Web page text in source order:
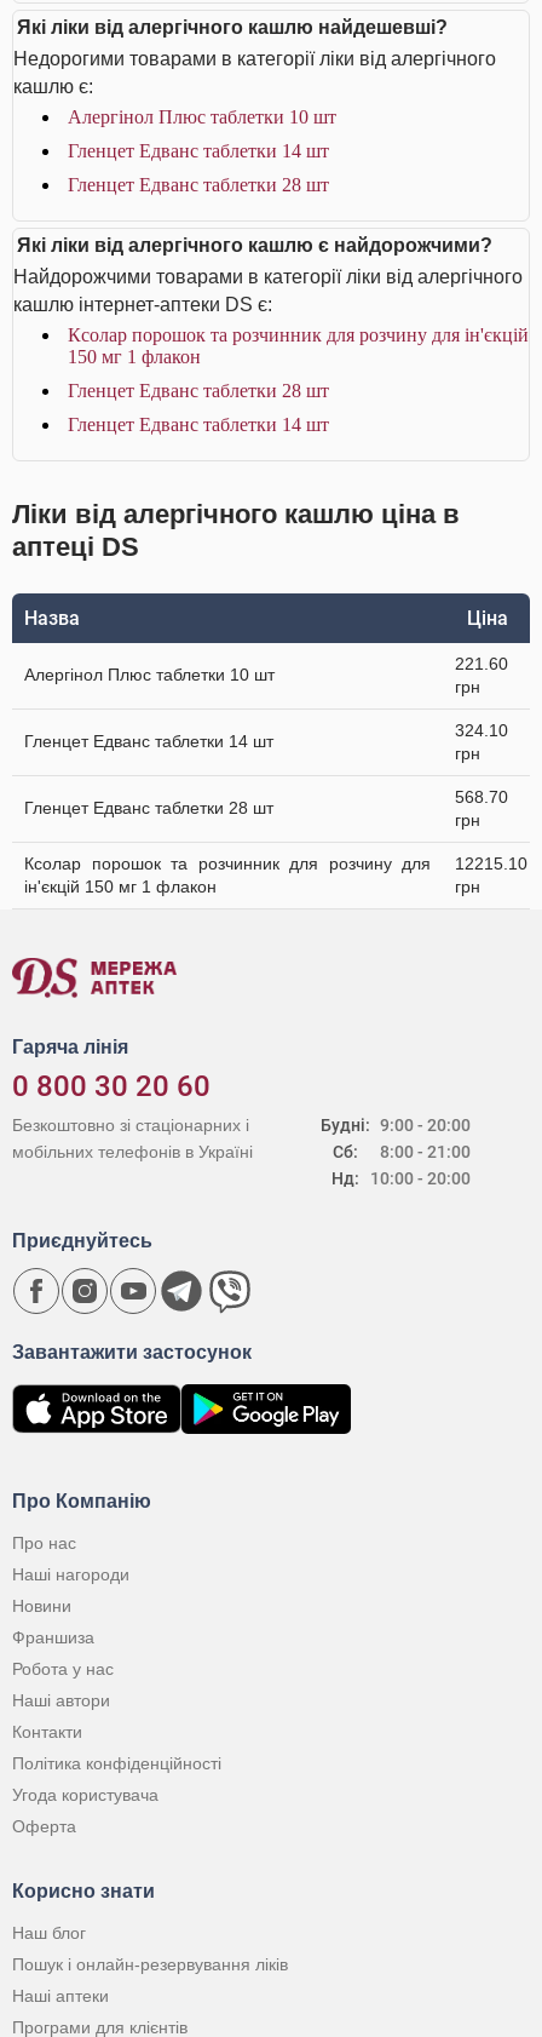
Які ліки від алергічного кашлю найдешевші?
Недорогими товарами в категорії ліки від алергічного
кашлю є:
Алергінол Плюс таблетки 10 шт
Гленцет Едванс таблетки 14 шт
Гленцет Едванс таблетки 28 шт
Які ліки від алергічного кашлю є найдорожчими?
Найдорожчими товарами в категорії ліки від алергічного
кашлю інтернет-аптеки DS є:
Ксолар порошок та розчинник для розчину для ін'єкцій
150 мг 1 флакон
Гленцет Едванс таблетки 28 шт
Гленцет Едванс таблетки 14 шт
Ліки від алергічного кашлю ціна в
аптеці DS
Назва Ціна
Алергінол Плюс таблетки 10 шт
221.60
грн
Гленцет Едванс таблетки 14 шт
324.10
грн
Гленцет Едванс таблетки 28 шт
568.70
грн
Ксолар порошок та розчинник для розчину для
ін'єкцій 150 мг 1 флакон
12215.10
грн
Гаряча лінія
0 800 30 20 60
Будні:
Сб:
Нд:
9:00 - 20:00
8:00 - 21:00
10:00 - 20:00
Безкоштовно зі стаціонарних і
мобільних телефонів в Україні
Про Компанію
Про нас
Наші нагороди
Новини
Франшиза
Робота у нас
Наші автори
Контакти
Політика конфіденційності
Угода користувача
Оферта
Корисно знати
Наш блог
Пошук і онлайн-резервування ліків
Наші аптеки
Програми для клієнтів
Завантажити застосунок
Приєднуйтесь